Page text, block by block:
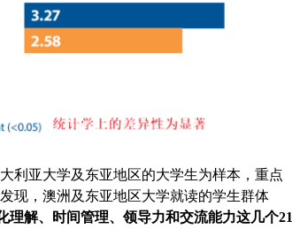
利亚大学及东亚地区的大学生为样本，重点
现，澳洲及东亚地区大学就读的学生群体
理解、时间管理、领导力和交流能力这几个21